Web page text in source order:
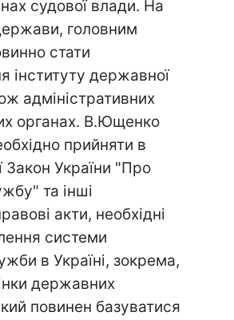
судової влади. На
головним
стати
інституту державної
адміністративних
органах. В.Ющенко
прийняти в
Закон України "Про
та інші
акти, необхідні
системи
в Україні, зокрема,
державних
повинен базуватися